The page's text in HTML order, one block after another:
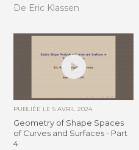
De Eric Klassen
PUBLIÉE LE5 AVRIL 2024
Geometry of Shape Spaces
of Curves and Surfaces - Part
4